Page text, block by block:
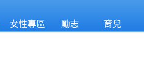
女性專區 勵志 育兒